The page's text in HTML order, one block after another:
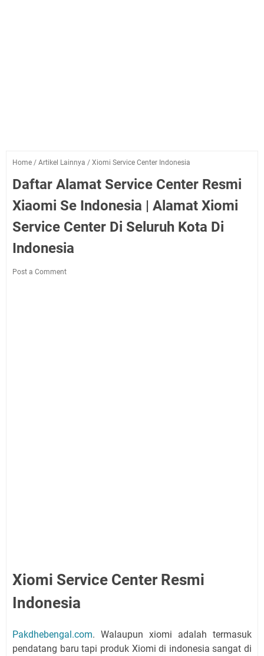
Home / Artikel Lainnya / Xiomi Service Center Indonesia
Daftar Alamat Service Center Resmi
Xiaomi Se Indonesia | Alamat Xiomi
Service Center Di Seluruh Kota Di
Indonesia
Post a Comment
Xiomi Service Center Resmi
Indonesia
Pakdhebengal.com. Walaupun xiomi adalah termasuk
pendatang baru tapi produk Xiomi di indonesia sangat di